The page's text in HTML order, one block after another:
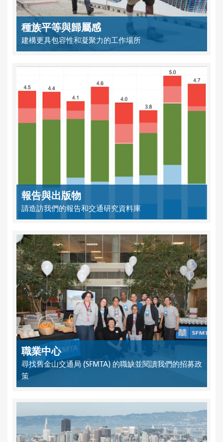
種族平等與歸屬感
建構更具包容性和凝聚力的工作場所
報告與出版物
請造訪我們的報告和交通研究資料庫
職業中心
尋找舊金山交通局 (SFMTA) 的職缺並閱讀我們的招募政
策